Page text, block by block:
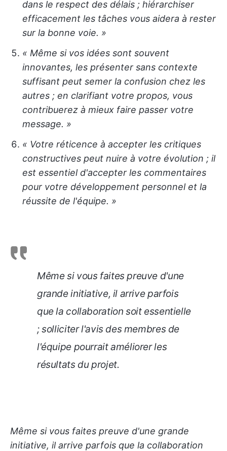
dans le respect des délais ; hiérarchiser
efficacement les tâches vous aidera à rester
sur la bonne voie. »
« Même si vos idées sont souvent
innovantes, les présenter sans contexte
suffisant peut semer la confusion chez les
autres ; en clarifiant votre propos, vous
contribuerez à mieux faire passer votre
message. »
« Votre réticence à accepter les critiques
constructives peut nuire à votre évolution ; il
est essentiel d'accepter les commentaires
pour votre développement personnel et la
réussite de l'équipe. »
Même si vous faites preuve d'une
grande initiative, il arrive parfois
que la collaboration soit essentielle
; solliciter l'avis des membres de
l'équipe pourrait améliorer les
résultats du projet.
Même si vous faites preuve d'une grande
initiative, il arrive parfois que la collaboration